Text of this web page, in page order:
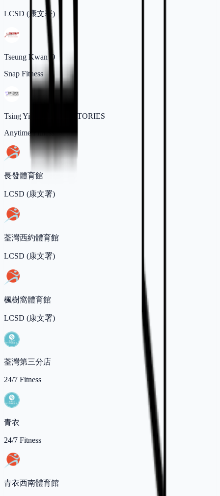
LCSD (康文署)
Tseung Kwan O
Snap Fitness
Tsing Yi, NEW TERRITORIES
Anytime Fitness
長發體育館
LCSD (康文署)
荃灣西約體育館
LCSD (康文署)
楓樹窩體育館
LCSD (康文署)
荃灣第三分店
24/7 Fitness
青衣
24/7 Fitness
青衣西南體育館